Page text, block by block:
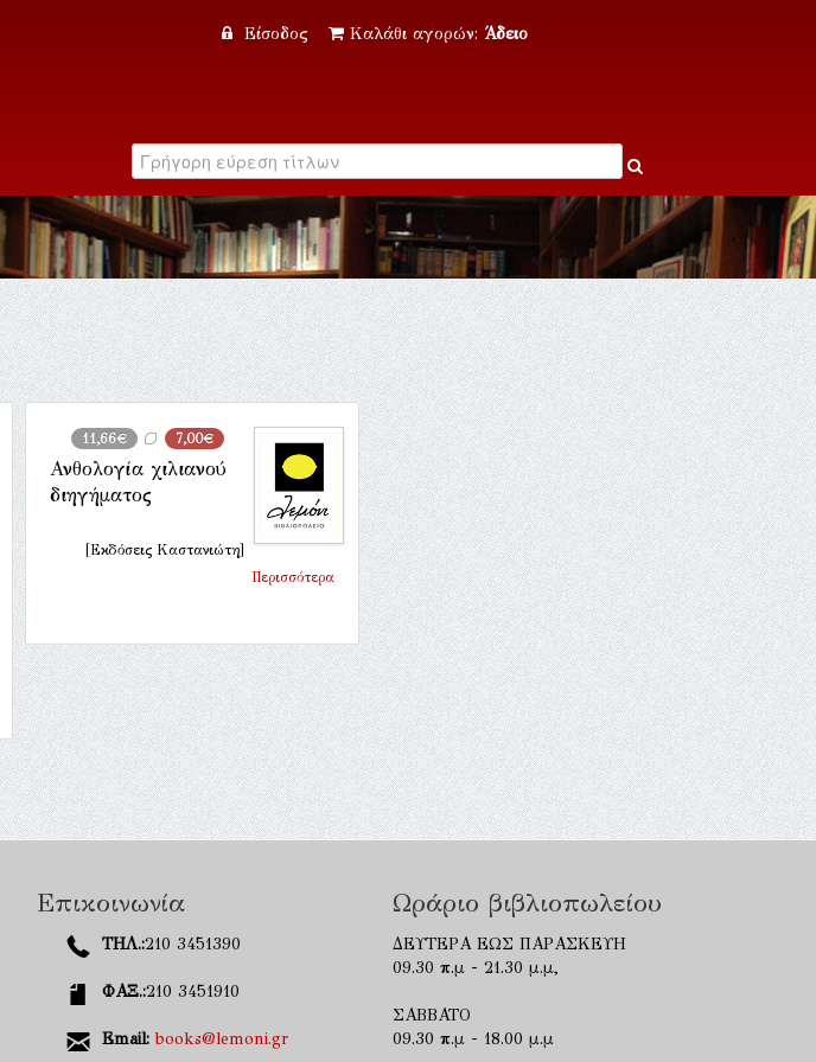
Είσοδος Καλάθι αγορών: Άδειο
11,66€ 7,00€
Ανθολογία χιλιανού
διηγήματος
[Εκδόσεις Καστανιώτη]
Περισσότερα
Επικοινωνία
ΤΗΛ.:210 3451390
ΦΑΞ.:210 3451910
Email: books@lemoni.gr
Ωράριο βιβλιοπωλείου
ΔΕΥΤΕΡΑ ΕΩΣ ΠΑΡΑΣΚΕΥΗ
09.30 π.μ - 21.30 μ.μ,
ΣΑΒΒΑΤΟ
09.30 π.μ - 18.00 μ.μ